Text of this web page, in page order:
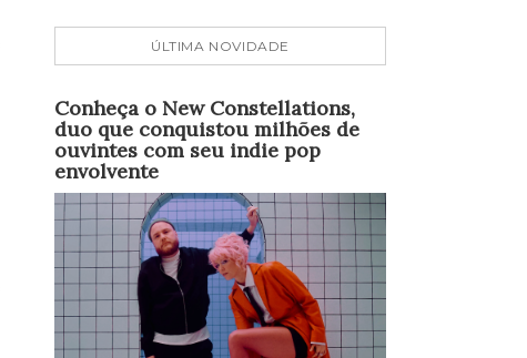
ÚLTIMA NOVIDADE
Conheça o New Constellations,
duo que conquistou milhões de
ouvintes com seu indie pop
envolvente